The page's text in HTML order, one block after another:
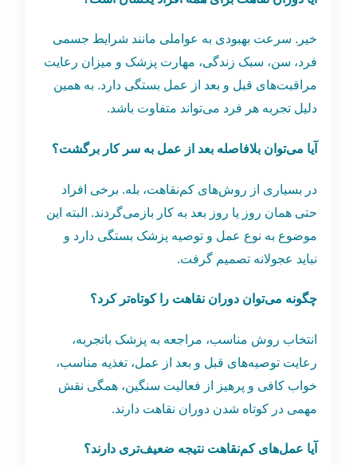
خیر. سرعت بهبودی به عواملی مانند شرایط جسمی
فرد، سن، سبک زندگی، مهارت پزشک و میزان رعایت
مراقبت‌های قبل و بعد از عمل بستگی دارد. به همین
دلیل تجربه هر فرد می‌تواند متفاوت باشد.
آیا می‌توان بلافاصله بعد از عمل به سر کار برگشت؟
در بسیاری از روش‌های کم‌نقاهت، بله. برخی افراد
حتی همان روز یا روز بعد به کار بازمی‌گردند. البته این
موضوع به نوع عمل و توصیه پزشک بستگی دارد و
نباید عجولانه تصمیم گرفت.
چگونه می‌توان دوران نقاهت را کوتاه‌تر کرد؟
انتخاب روش مناسب، مراجعه به پزشک باتجربه،
رعایت توصیه‌های قبل و بعد از عمل، تغذیه مناسب،
خواب کافی و پرهیز از فعالیت سنگین، همگی نقش
مهمی در کوتاه شدن دوران نقاهت دارند.
آیا عمل‌های کم‌نقاهت نتیجه ضعیف‌تری دارند؟